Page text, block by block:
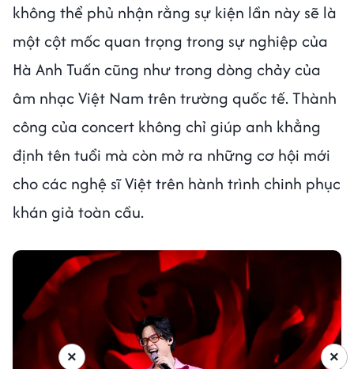
không thể phủ nhận rằng sự kiện lần này sẽ là
một cột mốc quan trọng trong sự nghiệp của
Hà Anh Tuấn cũng như trong dòng chảy của
âm nhạc Việt Nam trên trường quốc tế. Thành
công của concert không chỉ giúp anh khẳng
định tên tuổi mà còn mở ra những cơ hội mới
cho các nghệ sĩ Việt trên hành trình chinh phục
khán giả toàn cầu.
×
×